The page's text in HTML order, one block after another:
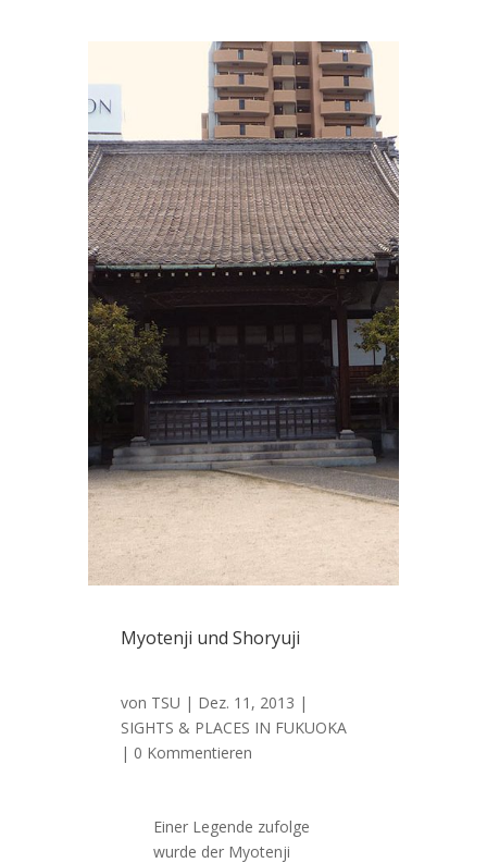
Myotenji und Shoryuji
von TSU | Dez. 11, 2013 |
SIGHTS & PLACES IN FUKUOKA
| 0 Kommentieren
Einer Legende zufolge
wurde der Myotenji